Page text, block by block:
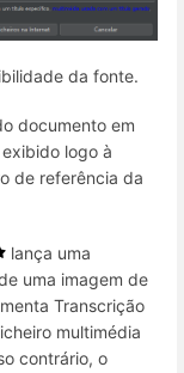
da fonte.
documento em
logo à
de referência da
lança uma
uma imagem de
Transcrição
multimédia
contrário, o